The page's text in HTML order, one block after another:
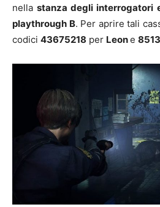
nellastanza degli interrogatori
playthrough B. Per aprire tali
codici 43675218 per Leone